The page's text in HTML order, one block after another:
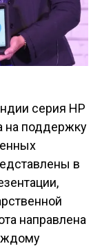
серия HP
на поддержку
в
направлена